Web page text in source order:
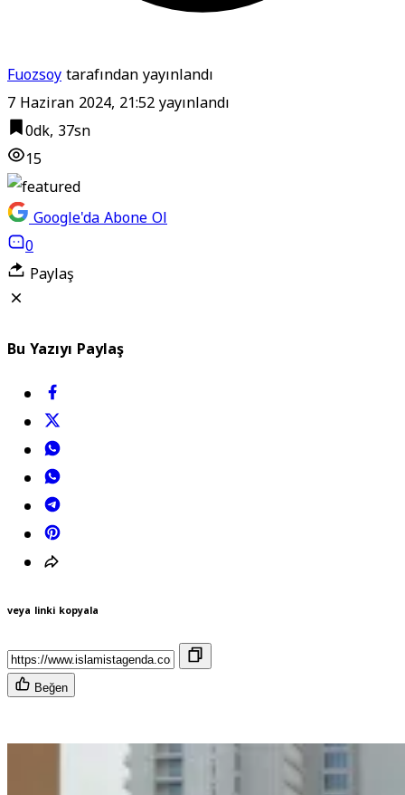
Fuozsoytarafından yayınlandı
7 Haziran 2024, 21:52yayınlandı
0dk, 37sn
15
Google'da Abone Ol
0
Paylaş
Bu Yazıyı Paylaş
veya linki kopyala
Beğen